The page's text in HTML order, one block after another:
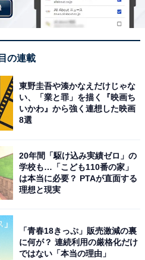
ーン」ランキング！ 2位「ス
ン」ランキング！ 2位「つぼ
？
ク菓子」ランキング！ 2位
ペッパー」、1位は？
の連載
東野圭吾や湊かなえだけじゃな
い、「業と罪」を描く『映画ち
いかわ』から強く連想した映画
8選
20年間「駆け込み実績ゼロ」の
学校も…「こども110番の家」
は本当に必要？ PTAが直面する
理想と現実
「青春18きっぷ」販売激減の裏
に何が？ 連続利用の厳格化だけ
ではない「本当の理由」